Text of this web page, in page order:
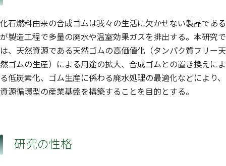
化石燃料由来の合成ゴムは我々の生活に欠かせない製品である
が製造工程で多量の廃水や温室効果ガスを排出する。本研究で
は、天然資源である天然ゴムの高価値化（タンパク質フリー天
然ゴムの生産）による用途の拡大、合成ゴムとの置き換えによ
る低炭素化、ゴム生産に係わる廃水処理の最適化などにより、
資源循環型の産業基盤を構築することを目的とする。
研究の性格